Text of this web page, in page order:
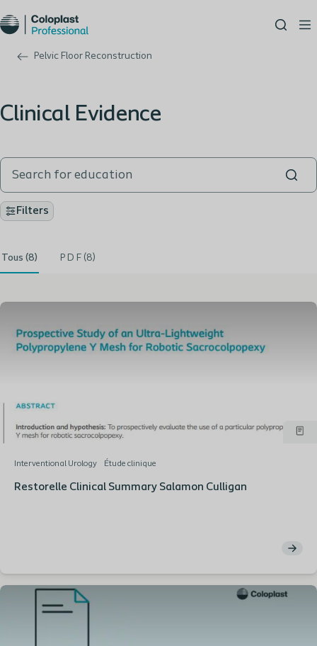
Pelvic Floor Reconstruction
Clinical Evidence
Filters
Tous (8) P D F (8)
Interventional Urology Étude clinique
Restorelle Clinical Summary Salamon Culligan